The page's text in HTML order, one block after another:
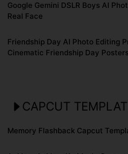
Google Gemini DSLR Boys AI
Real Face
Friendship Day AI Photo Editing
Cinematic Friendship Day
CAPCUT
Memory Flashback Capcut